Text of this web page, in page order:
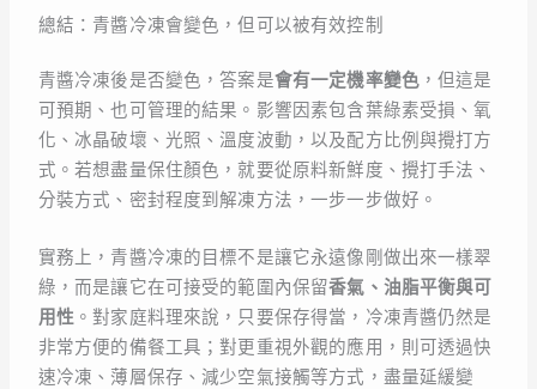
總結：青醬冷凍會變色，但可以被有效控制
青醬冷凍後是否變色，答案是會有一定機率變色，但這是
可預期、也可管理的結果。影響因素包含葉綠素受損、氧
化、冰晶破壞、光照、溫度波動，以及配方比例與攪打方
式。若想盡量保住顏色，就要從原料新鮮度、攪打手法、
分裝方式、密封程度到解凍方法，一步一步做好。
實務上，青醬冷凍的目標不是讓它永遠像剛做出來一樣翠
綠，而是讓它在可接受的範圍內保留香氣、油脂平衡與可
用性 。對家庭料理來說，只要保存得當，冷凍青醬仍然是
非常方便的備餐工具；對更重視外觀的應用，則可透過快
速冷凍、薄層保存、減少空氣接觸等方式，盡量延緩變